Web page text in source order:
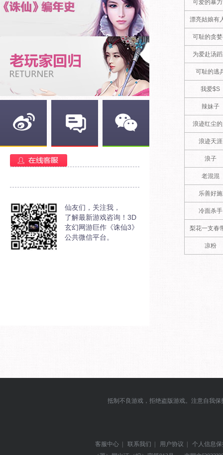
仙友们，关注我，
了解最新游戏咨询！3D
玄幻网游巨作《诛仙3》
公共微信平台。
可爱的暴
漂亮姑娘有
可耻的贪
为爱赴汤
可耻的逃
我爱$S
辣妹子
浪迹红尘
浪迹天涯
浪子
老混混
乐善好施
冷面杀手
梨花一支春
凉粉
抵制不良游戏，拒绝盗版游戏。注意自我
客服中心 | 联系我们 | 用户协议 |
个人信息